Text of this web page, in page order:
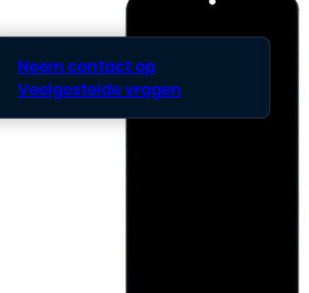
Neem contact op
Veelgestelde vragen